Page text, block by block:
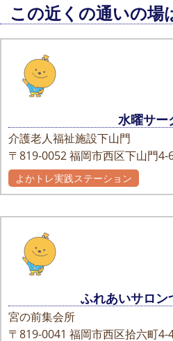
この近くの通いの場
水曜サー
介護老人福祉施設下山門
〒819-0052福岡市西区下山門4-
よかトレ実践ステーション
ふれあいサロン
宮の前集会所
〒819-0041 福岡市西区拾六町4-